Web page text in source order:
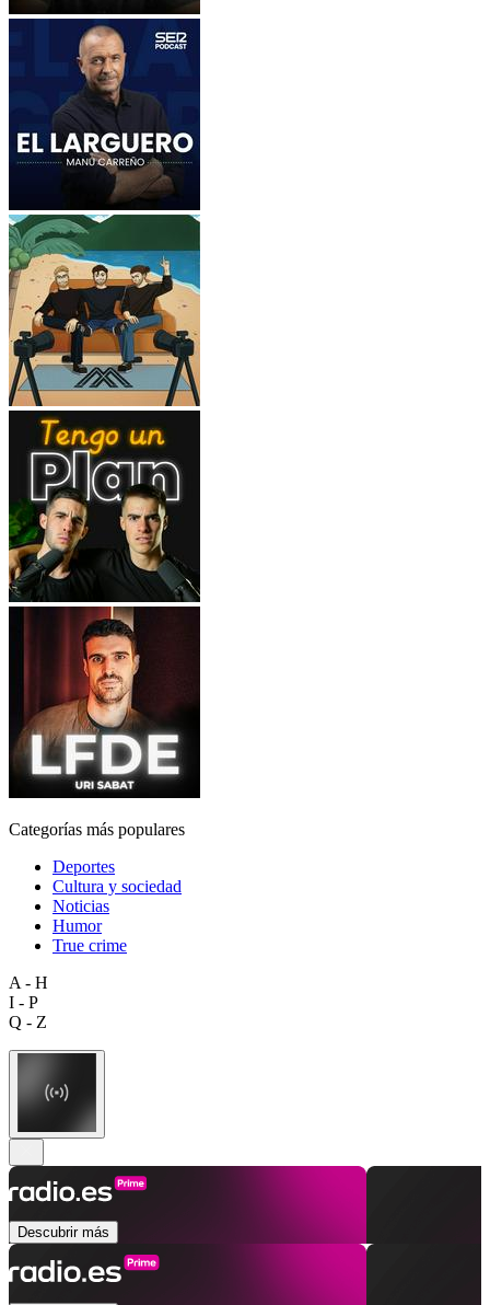
Categorías más populares
Deportes
Cultura y sociedad
Noticias
Humor
True crime
A - H
I - P
Q - Z
Descubrir más